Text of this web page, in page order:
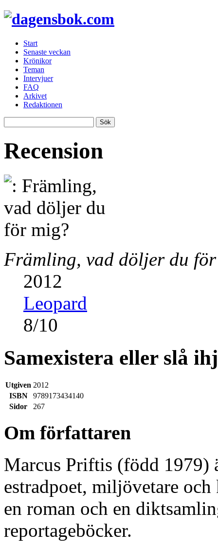
Start
Senaste veckan
Krönikor
Teman
Intervjuer
FAQ
Arkivet
Redaktionen
Recension
Främling, vad döljer du
2012
Leopard
8/10
Samexistera eller slå
Utgiven 2012
ISBN
9789173434140
Sidor
267
Om författaren
Marcus Priftis (född 1979)
estradpoet, miljövetare
en roman och en
reportageböcker.